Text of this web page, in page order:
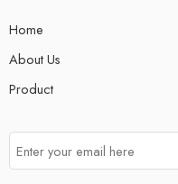
Home
About Us
Product